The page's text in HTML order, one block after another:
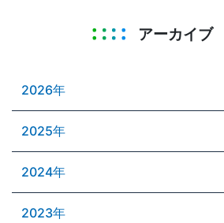
アーカイブ
2026年
2025年
2024年
2023年